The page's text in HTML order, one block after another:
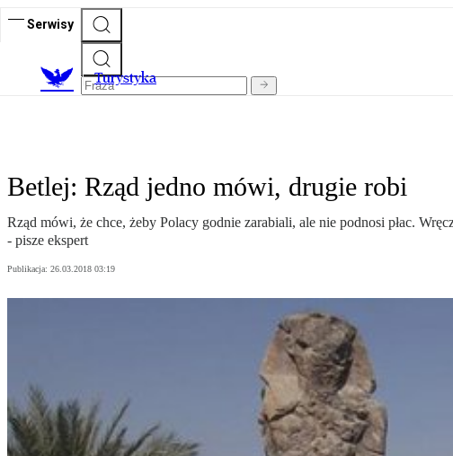
Serwisy
Turystyka
Betlej: Rząd jedno mówi, drugie robi
Rząd mówi, że chce, żeby Polacy godnie zarabiali, ale nie podnosi płac.
- pisze ekspert
Publikacja: 26.03.2018 03:19